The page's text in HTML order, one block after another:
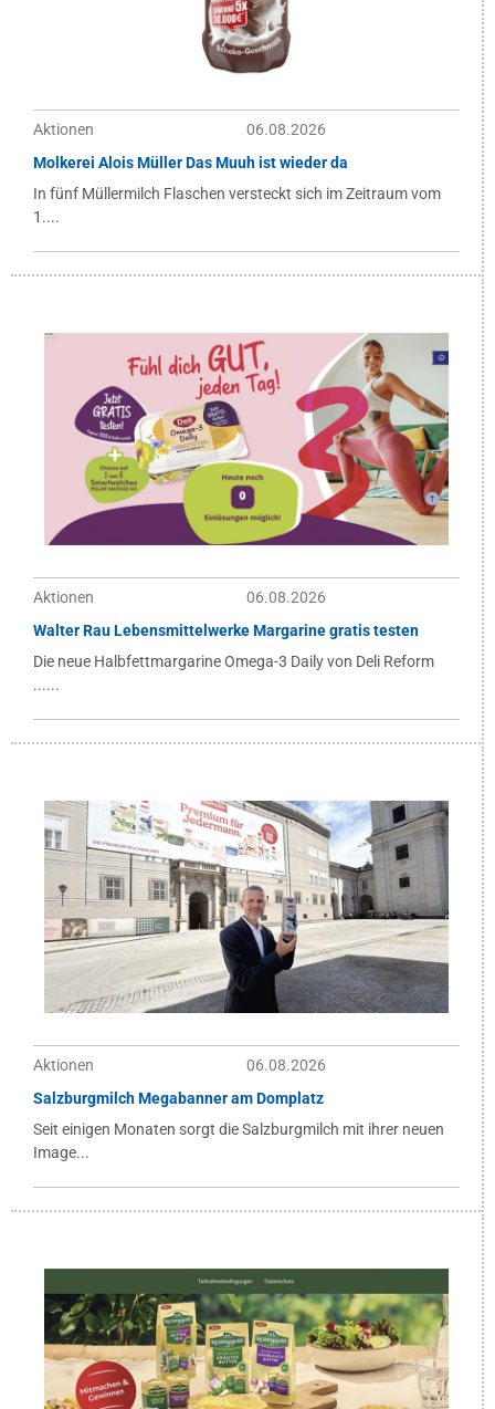
Aktionen
06.08.2026
Molkerei Alois Müller Das Muuh ist wieder da
In fünf Müllermilch Flaschen versteckt sich im Zeitraum vom
1....
Aktionen
06.08.2026
Walter Rau Lebensmittelwerke Margarine gratis testen
Die neue Halbfettmargarine Omega-3 Daily von Deli Reform
......
Aktionen
06.08.2026
Salzburgmilch Megabanner am Domplatz
Seit einigen Monaten sorgt die Salzburgmilch mit ihrer neuen
Image...